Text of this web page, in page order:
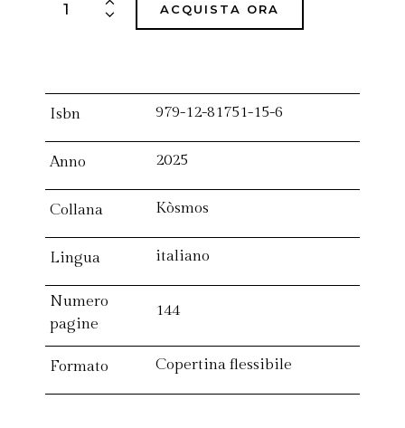
ACQUISTA ORA
Isbn 979-12-81751-15-6
Anno 2025
Collana Kòsmos
Lingua italiano
Numero
pagine
144
Formato Copertina flessibile